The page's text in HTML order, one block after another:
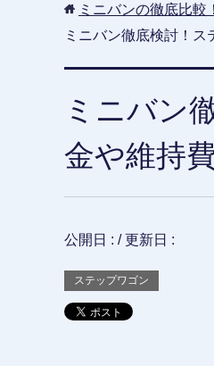
ミニバンの徹底比
ミニバン徹底検討！ス
ミニバン
金や維持
公開日 : / 更新日 :
ステップワゴン